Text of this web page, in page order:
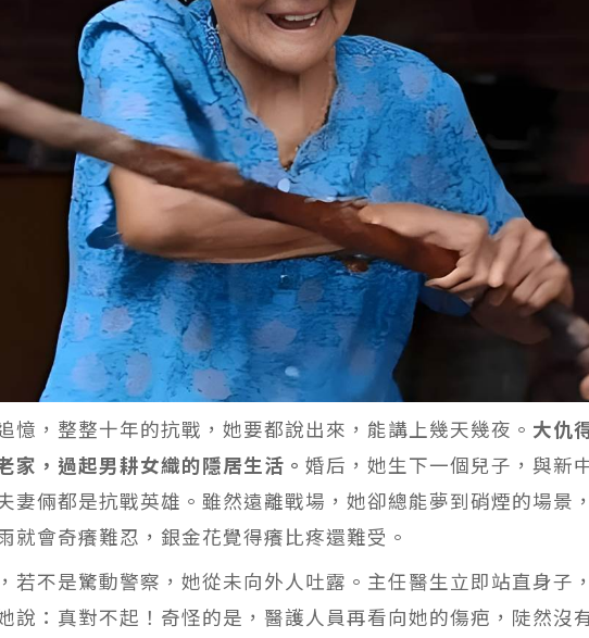
憶，整整十年的抗戰，她要都說出來，能講上幾天幾夜。 大仇
家，過起男耕女織的隱居生活。 婚后，她生下一個兒子，與新
妻倆都是抗戰英雄。雖然遠離戰場，她卻總能夢到硝煙的場景
就會奇癢難忍，銀金花覺得癢比疼還難受。
若不是驚動警察，她從未向外人吐露。主任醫生立即站直身子
說：真對不起！奇怪的是，醫護人員再看向她的傷疤，陡然沒